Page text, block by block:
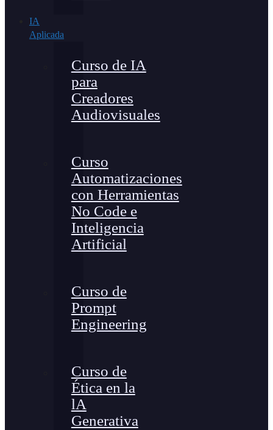
IA
Aplicada
Curso de IA
para
Creadores
Audiovisuales
Curso
Automatizaciones
con Herramientas
No Code e
Inteligencia
Artificial
Curso de
Prompt
Engineering
Curso de
Ética en la
lA
Generativa